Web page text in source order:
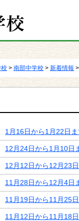
> 南部中学校 > 新着情報 >
1月16日から1月22日
12月24日から1月10日
12月12日から12月23
11月28日から12月4日
11月19日から11月25
11月12日から11月18